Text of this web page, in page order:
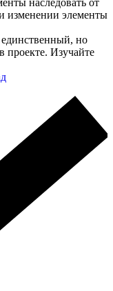
наследовать от
изменении элементы
но
Изучайте